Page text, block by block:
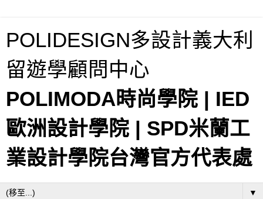
POLIDESIGN多設計義大利
留遊學顧問中心
POLIMODA時尚學院 | IED
歐洲設計學院 | SPD米蘭工
業設計學院台灣官方代表處
▼